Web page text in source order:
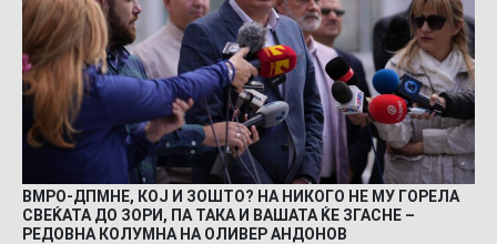
ВМРО-ДПМНЕ, КОЈ И ЗОШТО? НА НИКОГО НЕ МУ ГОРЕЛА
СВЕЌАТА ДО ЗОРИ, ПА ТАКА И ВАШАТА ЌЕ ЗГАСНЕ –
РЕДОВНА КОЛУМНА НА ОЛИВЕР АНДОНОВ